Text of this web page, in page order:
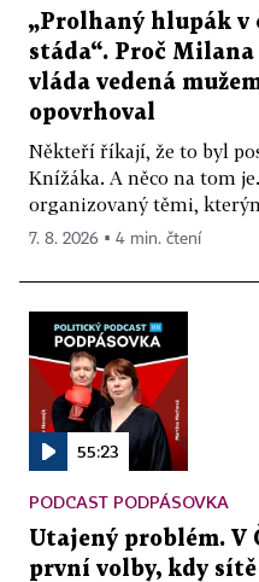
„Prolhaný hlupák v
stáda“. Proč
vláda vedená
opovrhoval
Někteří říkají, že to byl
Knížáka. A něco na tom
organizovaný těmi,
7. 8. 2026 ▪ 4 min. čtení
55:23
PODCAST PODPÁSOVKA
Utajený problém. V
první volby, kdy